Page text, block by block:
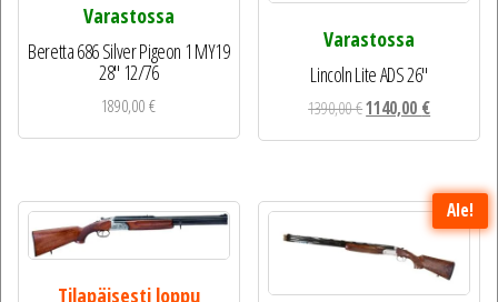
Varastossa
Beretta 686 Silver Pigeon 1 MY19
28″ 12/76
1890,00€
Varastossa
Lincoln Lite ADS 26″
1390,00€Alkuperäinen
1140,00 €Nykyinen
1140,00 €.
Tilapäisesti loppu
Ale!